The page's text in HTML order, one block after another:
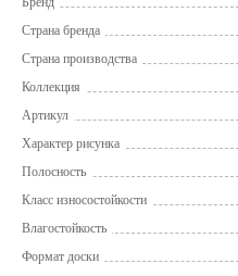
Страна бренда
Страна производства
Коллекция
Артикул
Характер рисунка
Полосность
Класс износостойкости
Влагостойкость
Формат доски